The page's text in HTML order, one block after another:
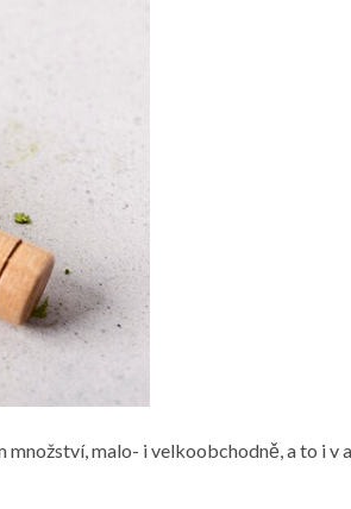
malo- i velkoobchodně, a to i v